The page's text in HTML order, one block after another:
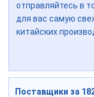
отправляйтесь в
для вас самую
китайских
Поставщики за